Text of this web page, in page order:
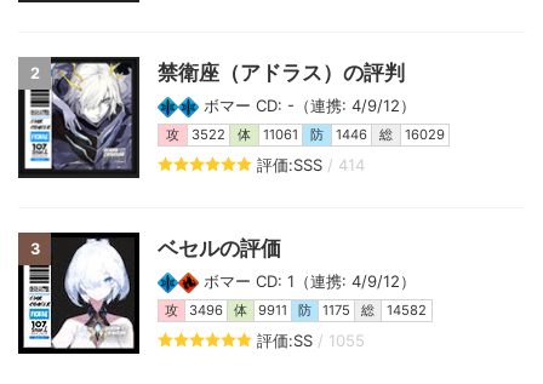
2 禁衛座（アドラス）の評判
ボマー CD: -（連携: 4/9/12）
攻 3522 体 11061 防 1446 総 16029
評価:SSS / 414
3 ベセルの評価
ボマー CD: 1（連携: 4/9/12）
攻 3496 体 9911 防 1175 総 14582
評価:SS / 1055